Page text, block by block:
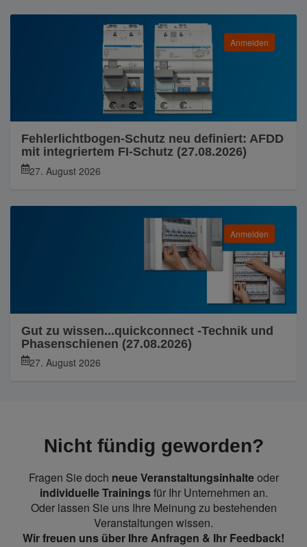
Anmelden
Fehlerlichtbogen-Schutz neu definiert: AFDD
mit integriertem FI-Schutz (27.08.2026)
27. August 2026
Anmelden
Gut zu wissen...quickconnect -Technik und
Phasenschienen (27.08.2026)
27. August 2026
Nicht fündig geworden?
Fragen Sie doch neue Veranstaltungsinhalteoder
individuelle Trainingsfür Ihr Unternehmen an.
Oder lassen Sie uns Ihre Meinung zu bestehenden
Veranstaltungen wissen.
Wir freuen uns über Ihre Anfragen & Ihr Feedback!